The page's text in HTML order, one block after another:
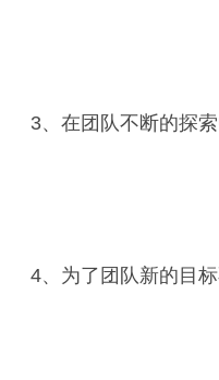
3、在团队不断的探
4、为了团队新的目